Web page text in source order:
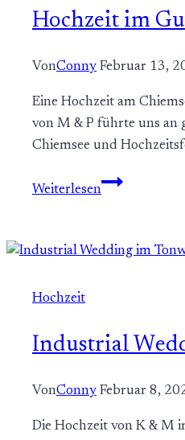
Zell
am
in
Österreich
Hochzeit im
VonConny Februar 13,
Eine Hochzeit am
von M & P führte uns an
Chiemsee und
Weiterlesen
Hochzeit
Aiterbach
Fraueninsel
–
am
Chiemsee
Hochzeit
Industrial
VonConny Februar 8,
Die Hochzeit von K & M